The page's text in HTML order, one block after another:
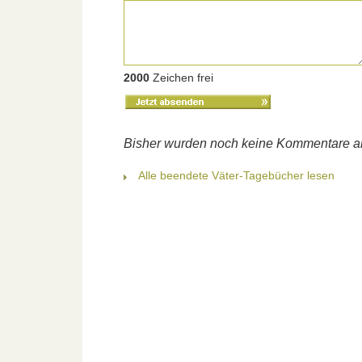
2000Zeichen frei
Bisher wurden noch keine Kommentare
Alle beendete Väter-Tagebücher lesen